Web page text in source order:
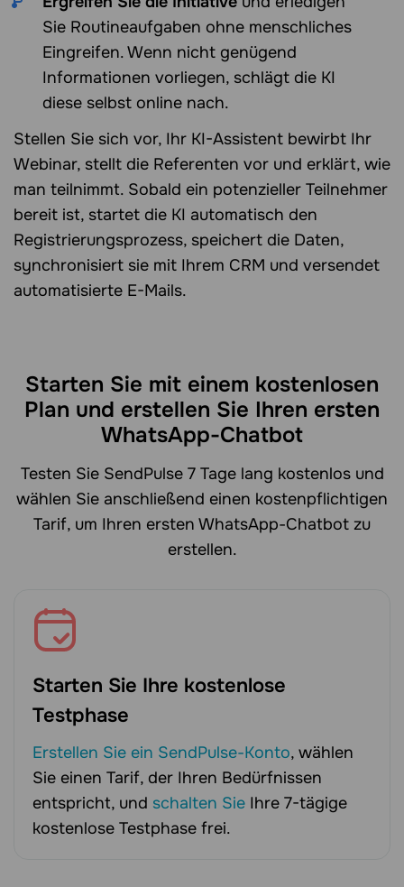
Sie Routineaufgaben ohne menschliches
Eingreifen. Wenn nicht genügend
Informationen vorliegen, schlägt die KI
diese selbst online nach.
Stellen Sie sich vor, Ihr KI-Assistent bewirbt Ihr
Webinar, stellt die Referenten vor und erklärt, wie
man teilnimmt. Sobald ein potenzieller Teilnehmer
bereit ist, startet die KI automatisch den
Registrierungsprozess, speichert die Daten,
synchronisiert sie mit Ihrem CRM und versendet
automatisierte E-Mails.
Starten Sie mit einem kostenlosen
Plan und erstellen Sie Ihren ersten
WhatsApp-Chatbot
Testen Sie SendPulse 7 Tage lang kostenlos und
wählen Sie anschließend einen kostenpflichtigen
Tarif, um Ihren ersten WhatsApp-Chatbot zu
erstellen.
Starten Sie Ihre kostenlose
Testphase
Erstellen Sie ein SendPulse-Konto, wählen
Sie einen Tarif, der Ihren Bedürfnissen
entspricht, und schalten Sie Ihre 7-tägige
kostenlose Testphase frei.